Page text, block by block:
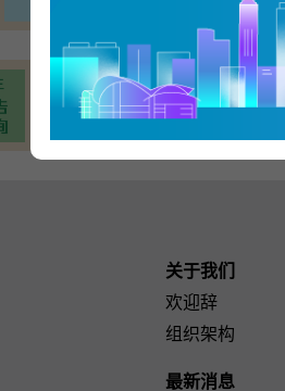
关于我们
欢迎辞
组织架构
最新消息